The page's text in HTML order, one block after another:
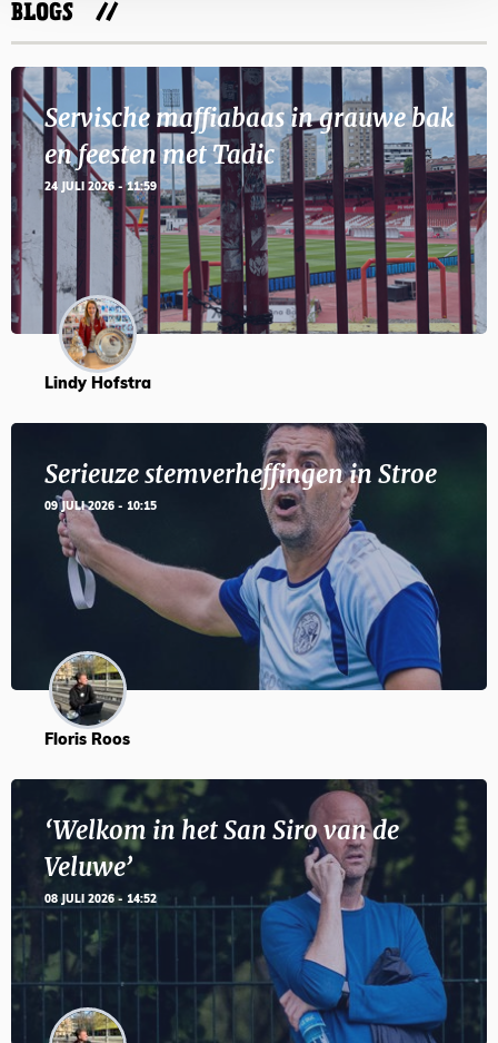
BLOGS
Servische maffiabaas in grauwe bak
en feesten met Tadic
24 JULI 2026 - 11:59
Lindy Hofstra
Serieuze stemverheffingen in Stroe
09 JULI 2026 - 10:15
Floris Roos
‘Welkom in het San Siro van de
Veluwe’
08 JULI 2026 - 14:52